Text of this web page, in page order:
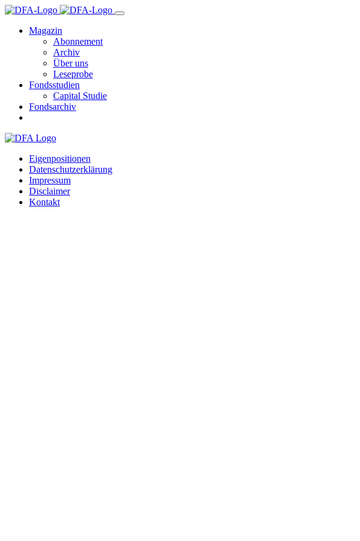
Magazin
Abonnement
Archiv
Über uns
Leseprobe
Fondsstudien
Capital Studie
Fondsarchiv
Eigenpositionen
Datenschutzerklärung
Impressum
Disclaimer
Kontakt